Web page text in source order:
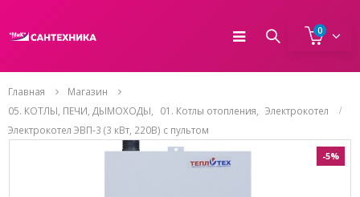
0
Главная
Магазин
05. КОТЛЫ, ПЕЧИ, ДЫМОХОДЫ
01. Котлы отопления
Электрокотел
Электрокотел ЭВП-3 (3 кВт, 220В) с пультом
-5%